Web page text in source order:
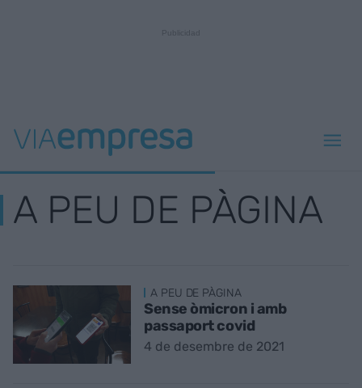
A PEU DE PÀGINA
A PEU DE PÀGINA
Sense òmicron i amb
passaport covid
4 de desembre de 2021